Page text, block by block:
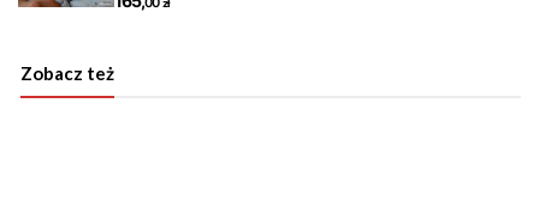
Zobacz też